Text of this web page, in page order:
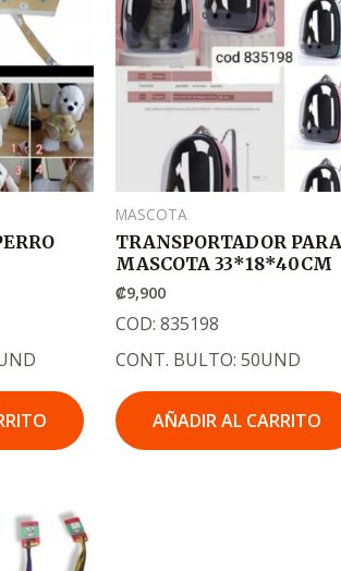
MASCOTA
TRANSPORTADOR PARA
MASCOTA 33*18*40CM
₡9,900
COD: 835198
CONT. BULTO: 50UND
AÑADIR AL CARRITO